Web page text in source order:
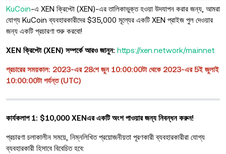
KuCoin-এ XEN ক্রিপ্টো (XEN)-এর তালিকাভুক্ত হওয়া উদযাপন করার জন্য, আমরা
যোগ্য KuCoin ব্যবহারকারীদের $35,000 মূল্যের একটি XEN প্রাইজ পুল দেওয়ার
জন্য একটি প্রচারণা শুরু করবো!
XEN ক্রিপ্টো (XEN) সম্পর্কে আরও জানুন: https://xen.network/mainnet
প্রচারের সময়কাল: 2023-এর 28শে জুন 10:00:00টা থেকে 2023-এর 5ই জুলাই
10:00:00টা পর্যন্ত (UTC)
কার্যকলাপ 1: $10,000 XENএর একটি অংশ পাওয়ার জন্য নিবন্ধন করুন!
প্রচারণা চলাকালীন সময়ে, নিম্নলিখিত প্রয়োজনীয়তা পূরণকারী ব্যবহারকারীরা যোগ্য
ব্যবহারকারী হিসাবে বিবেচিত হবে: